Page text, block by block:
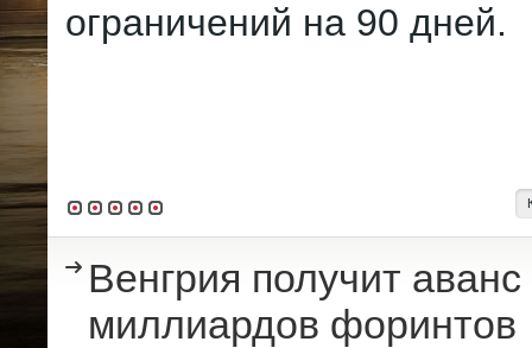
ограничений на 90 дней.
Венгрия получит
миллиардов форинтов